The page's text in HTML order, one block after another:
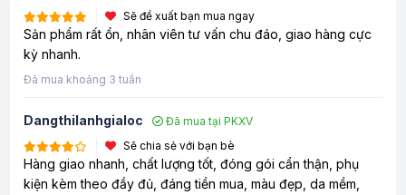
Sẽ đề xuất bạn mua ngay
Sản phẩm rất ổn, nhân viên tư vấn chu đáo, giao hàng cực
kỳ nhanh.
Đã mua khoảng 3 tuần
Dangthilanhgialoc
Đã mua tại PKXV
Sẽ chia sẻ với bạn bè
Hàng giao nhanh, chất lượng tốt, đóng gói cẩn thận, phụ
kiện kèm theo đầy đủ, đáng tiền mua, màu đẹp, da mềm,